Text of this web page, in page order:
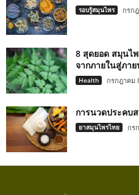
รอบรู้สมุนไพร กรก
8 สุดยอด สมุนไพ
จากภายในสู่ภา
Health กรกฎาคม
การนวดประคบ
ยาสมุนไพรไทย กร